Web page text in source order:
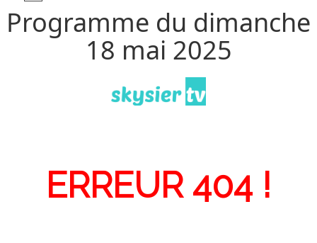
Programme du dimanche
18 mai 2025